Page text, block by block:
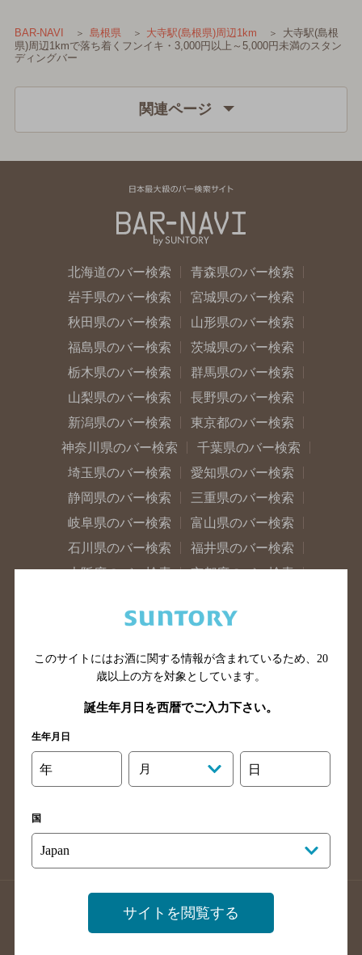
BAR-NAVI 島根県 大寺駅(島根県)周辺1km
大寺駅(島根
県)周辺1kmで落ち着くフンイキ・3,000円以上～5,000円未満のスタン
ディングバー
関連ページ
北海道のバー検索
青森県のバー検索
岩手県のバー検索
宮城県のバー検索
秋田県のバー検索
山形県のバー検索
福島県のバー検索
茨城県のバー検索
栃木県のバー検索
群馬県のバー検索
山梨県のバー検索
長野県のバー検索
新潟県のバー検索
東京都のバー検索
神奈川県のバー検索
千葉県のバー検索
埼玉県のバー検索
愛知県のバー検索
静岡県のバー検索
三重県のバー検索
岐阜県のバー検索
富山県のバー検索
石川県のバー検索
福井県のバー検索
大阪府のバー検索
京都府のバー検索
滋賀県のバー検索
和歌山県のバー検索
山口県のバー検索
鳥取県のバー検索
島根県のバー検索
徳島県のバー検索
高知県のバー検索
福岡県のバー検索
長崎県のバー検索
佐賀県のバー検索
店舗登録方法のご案内
店舗情報更新方法のご案内
掲載店舗様ログイン
このサイトにはお酒に関する情報が含まれているため、 20
歳以上の方を対象としています。
誕生年月日を西暦でご入力下さい。
生年月日
年 月 日
国
サイトを閲覧する